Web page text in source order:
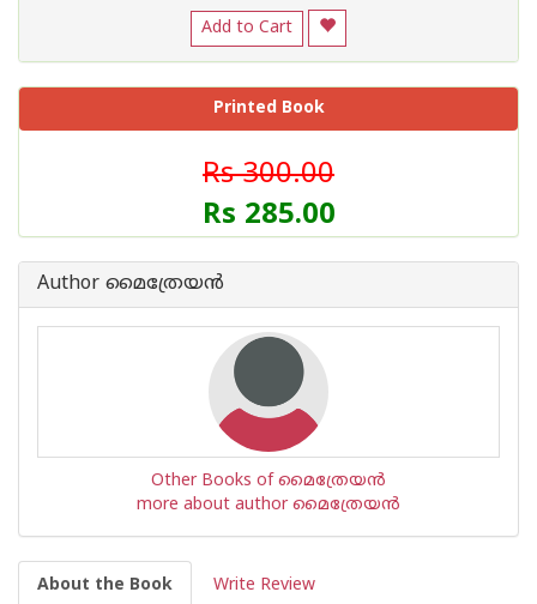
Add to Cart
Printed Book
Rs 300.00
Rs 285.00
Author മൈത്രേയന്‍
Other Books of മൈത്രേയന്‍
more about author മൈത്രേയന്‍
About the Book Write Review